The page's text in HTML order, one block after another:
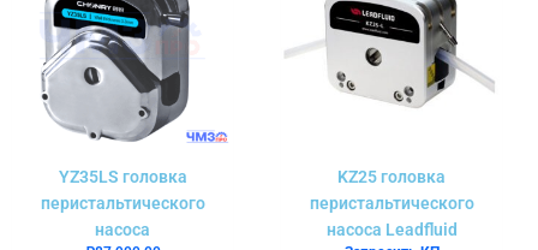
YZ35LS головка
перистальтического
насоса
KZ25 головка
перистальтического
насоса Leadfluid